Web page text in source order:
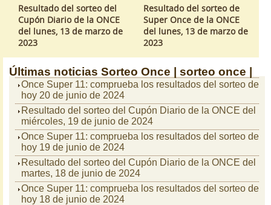
Resultado del sorteo del
Cupón Diario de la ONCE
del lunes, 13 de marzo de
2023
Resultado del sorteo de
Super Once de la ONCE
del lunes, 13 de marzo de
2023
Últimas noticias Sorteo Once | sorteo once |
Once Super 11: comprueba los resultados del sorteo de
hoy 20 de junio de 2024
Resultado del sorteo del Cupón Diario de la ONCE del
miércoles, 19 de junio de 2024
Once Super 11: comprueba los resultados del sorteo de
hoy 19 de junio de 2024
Resultado del sorteo del Cupón Diario de la ONCE del
martes, 18 de junio de 2024
Once Super 11: comprueba los resultados del sorteo de
hoy 18 de junio de 2024